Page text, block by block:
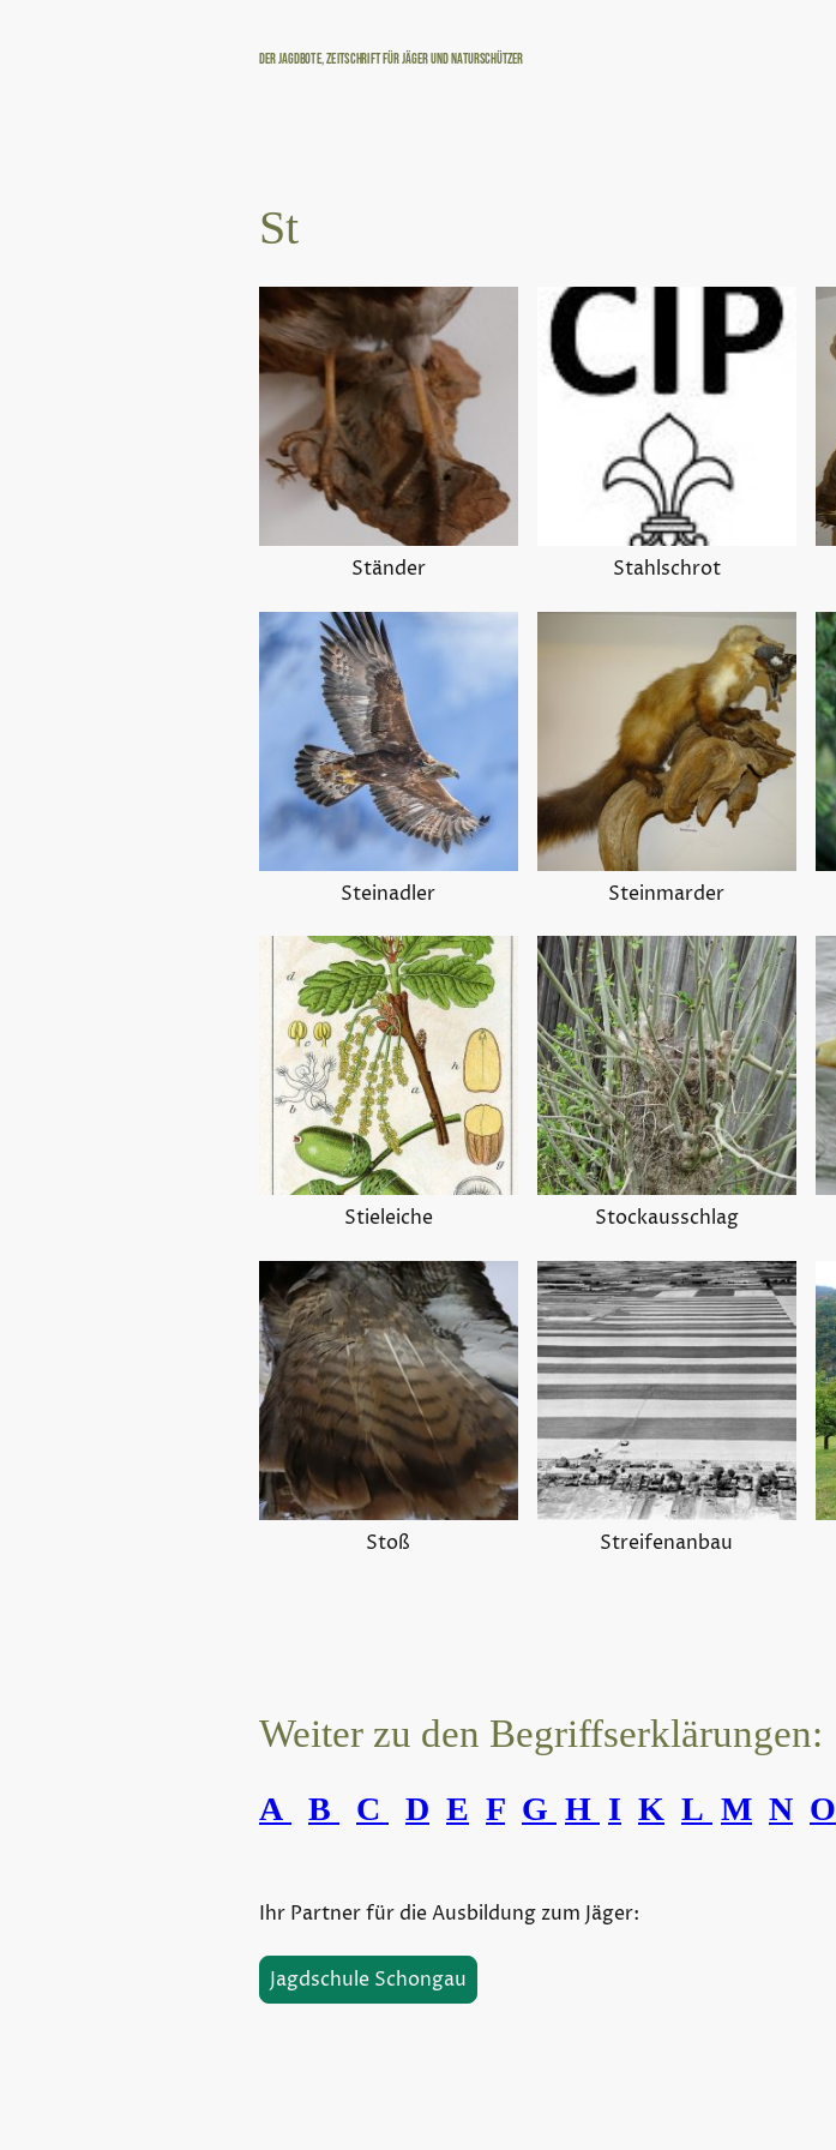
Der Jagdbote, Zeitschrift für Jäger und Naturschützer
St
Ständer Stahlschrot
Steinadler Steinmarder
Stieleiche Stockausschlag
Stoß Streifenanbau
Weiter zu den Begriffserklärungen:
A B C D E F G H I K L M N O
Ihr Partner für die Ausbildung zum Jäger:
Jagdschule Schongau